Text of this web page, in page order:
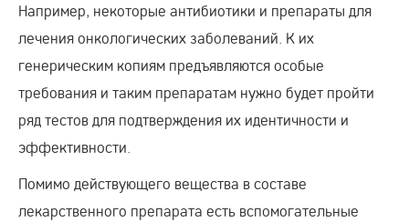
Например, некоторые антибиотики и препараты для
лечения онкологических заболеваний. К их
генерическим копиям предъявляются особые
требования и таким препаратам нужно будет пройти
ряд тестов для подтверждения их идентичности и
эффективности.
Помимо действующего вещества в составе
лекарственного препарата есть вспомогательные